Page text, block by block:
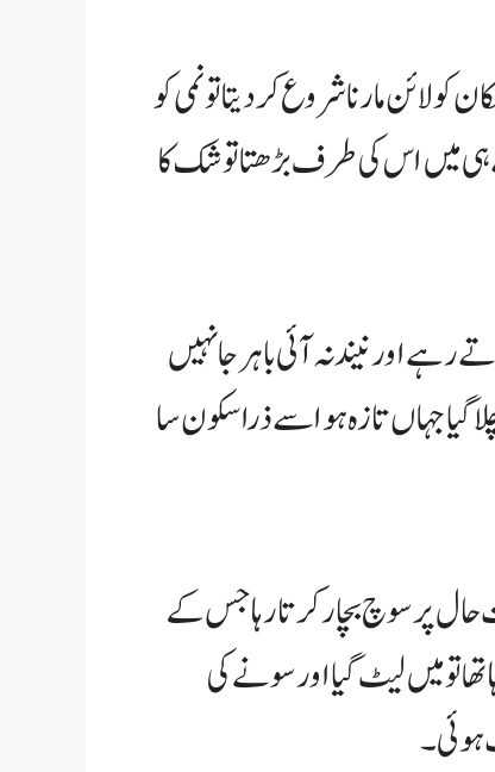
لائن مارنا شروع کر دیتا تو نمی کو
ہی میں اس کی طرف بڑھتا تو شک کا
اور نیند نہ آئی باہر جا نہیں
گیا جہاں تازہ ہوا سے ذرا سکون سا
حال پر سوچ بچار کرتا رہا جس کے
تو میں لیٹ گیا اور سونے کی